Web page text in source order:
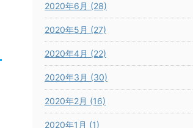
2020年6月 (28)
2020年5月 (27)
2020年4月 (22)
2020年3月 (30)
2020年2月 (16)
2020年1月 (1)